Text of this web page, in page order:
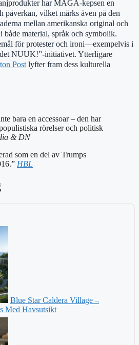
har MAGA-kepsen en
vilket märks även på den
mellan amerikanska original och
material, språk och symbolik.
för protester och ironi—exempelvis i
NUUK!”-initiativet. Ytterligare
Postlyfter fram dess kulturella
bara en accessoar – den har
rörelser och politisk
& DN
som en del av Trumps
HBL
Blue Star Caldera Village –
Med Havsutsikt